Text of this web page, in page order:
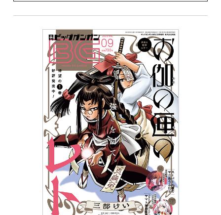
イフ」原作：蝸牛くも(GA文庫/SBクリエイティブ
刊) 作画：マツセダイチ キャラクター原案：神奈月
昇／「モスクワ2160」原作：蝸牛くも(GA文庫/SBクリ
エイティブ刊) 作画：関根光太郎 キャラクター原
案：神奈月昇／「俺より弱いやつに会いに行く」押切
蓮介／「獄卒クラーケン」原作：タカヒロ 作画：戸
流ケイ／「結婚指輪物語」めいびい／「シノハユ」原
作：小林立 作画：五十嵐あぐり／「逃がした魚は大
きかったが釣りあげた魚が大きすぎた件」原作：もも
よ万葉・三登いつき（SQEXノベル） 漫画：ながと
牡蠣／「四季姫、始めました～召喚された世界で春を
司るお仕事します～」原作：もちだもちこ 漫画：漆
児 皐／「お伽の匣のレト」著者：三部けい 助言・協
力：一般社団法人 阿寒アイヌコンサルン／「千剣の
魔術師と呼ばれた剣士」原作：高光晶（角川スニーカ
ー文庫／KADOKAWA刊） キャラクター原案：
Gilse 作画：黒須恵麻／「父は英雄、母は精霊、娘の
私は転生者。」原作：松浦（カドカワBOOKS） 作